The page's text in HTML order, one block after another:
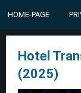
HOME-PAGE
Hotel
(2025)